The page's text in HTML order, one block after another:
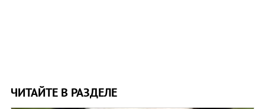
ЧИТАЙТЕ В РАЗДЕЛЕ